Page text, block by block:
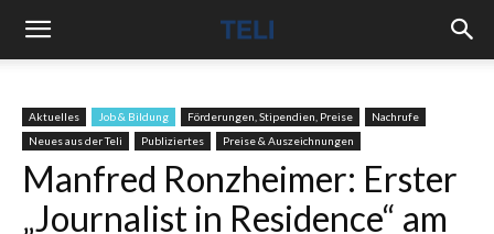
Aktuelles Job & Bildung Förderungen, Stipendien, Preise
Nachrufe
Neues aus der Teli
Publiziertes Preise & Auszeichnungen
Manfred Ronzheimer: Erster
„Journalist in Residence“ am